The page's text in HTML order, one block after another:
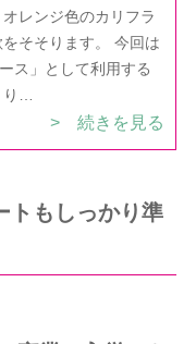
レンジ色のカリフラ
そそります。 今回は
ス」として利用する
…
> 続きを見る
トもしっかり準